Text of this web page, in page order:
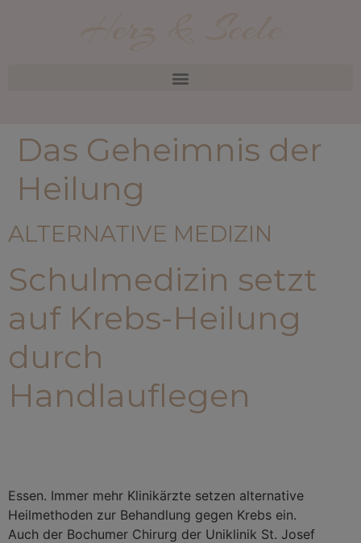
Das Geheimnis der
Heilung
ALTERNATIVE MEDIZIN
Schulmedizin setzt
auf Krebs-Heilung
durch
Handlauflegen
Essen. Immer mehr Klinikärzte setzen alternative
Heilmethoden zur Behandlung gegen Krebs ein.
Auch der Bochumer Chirurg der Uniklinik St. Josef